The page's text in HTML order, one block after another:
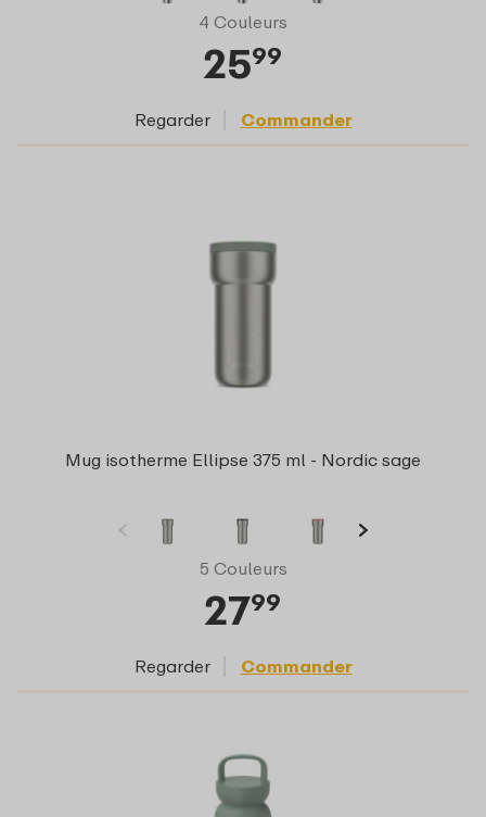
4 Couleurs
2599
Regarder Commander
Mug isotherme Ellipse 375 ml - Nordic sage
5 Couleurs
2799
Regarder Commander